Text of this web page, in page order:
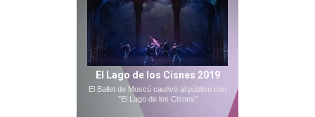
El Lago de los Cisnes 2019
El Ballet de Moscú cautivó al público con
"El Lago de los Cisnes"